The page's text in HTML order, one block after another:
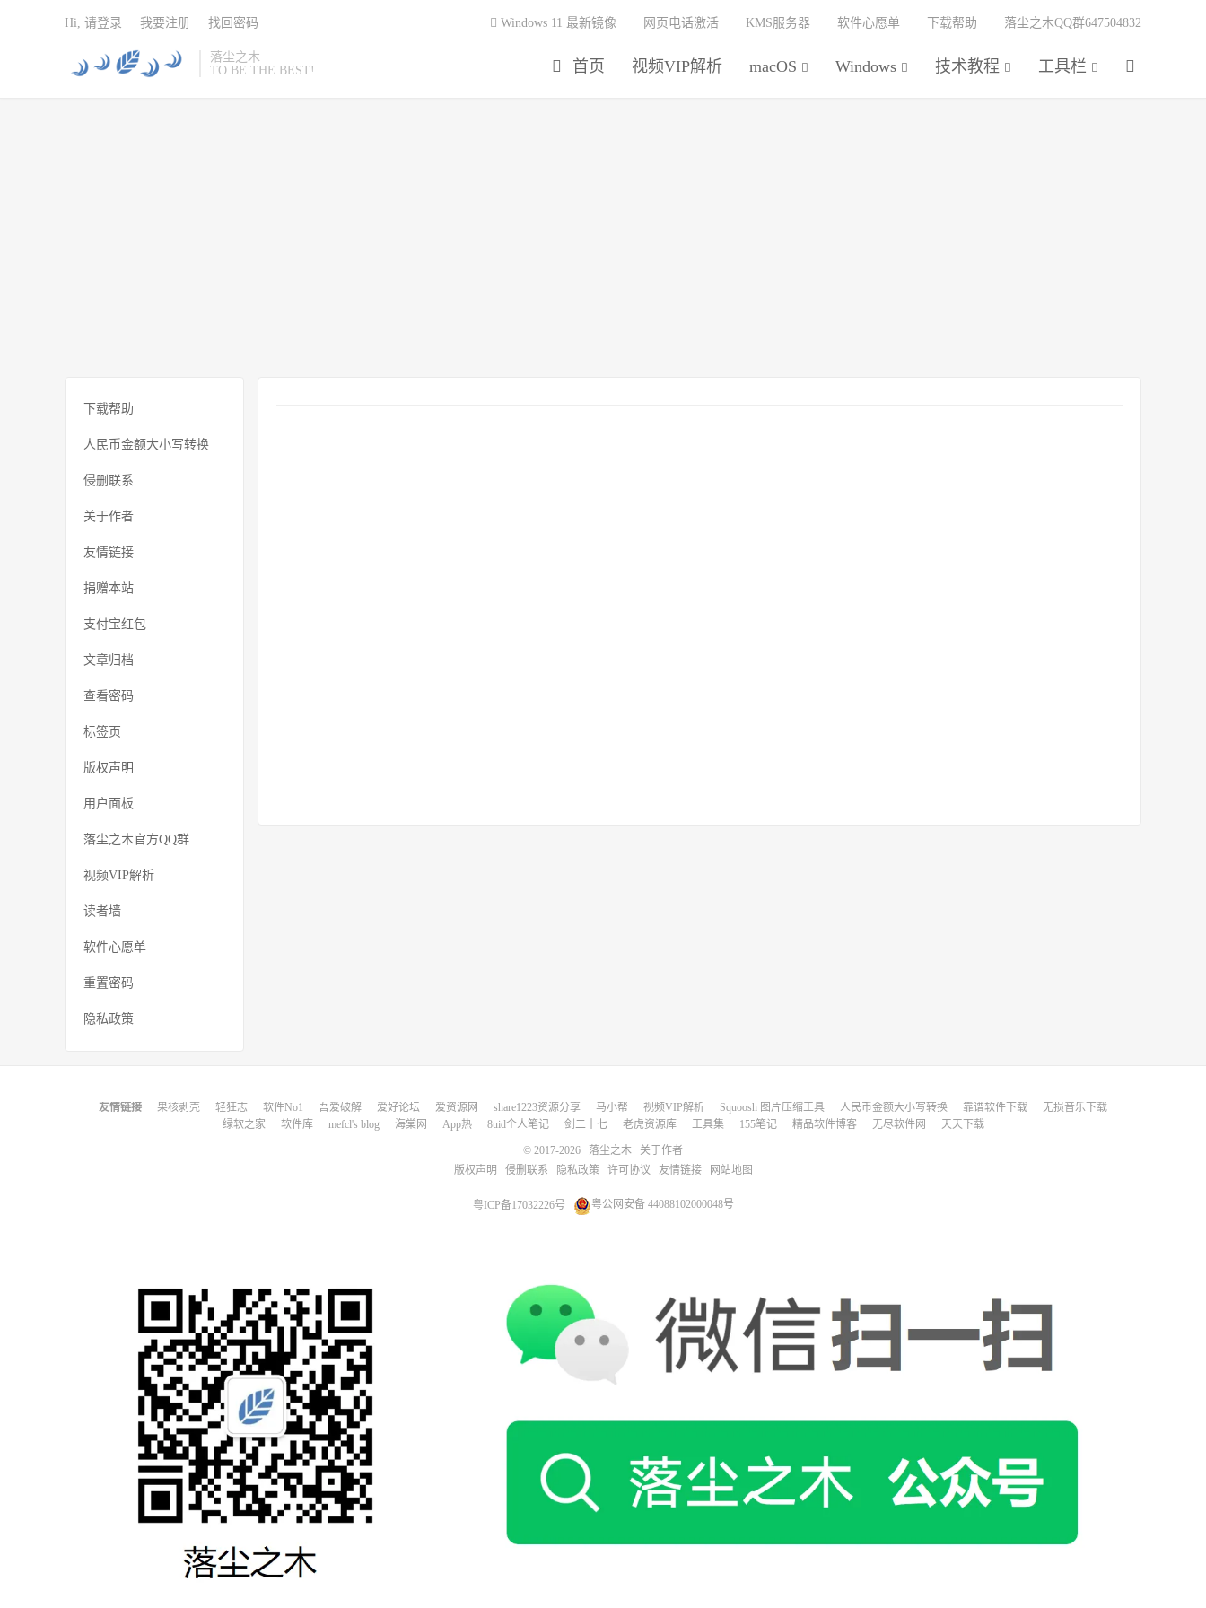
落尘之木
TO BE THE BEST!
首页 视频VIP解析 macOS Windows 技术教程 工具栏
Windows 11 最新镜像 网页电话激活 KMS服务器 软件心愿单 下载帮助 落尘之木QQ群647504832
Hi, 请登录 我要注册 找回密码
下载帮助
人民币金额大小写转换
侵删联系
关于作者
友情链接
捐赠本站
支付宝红包
文章归档
查看密码
标签页
版权声明
用户面板
落尘之木官方QQ群
视频VIP解析
读者墙
软件心愿单
重置密码
隐私政策
友情链接 果核剥壳 轻狂志 软件No1 吾爱破解 爱好论坛 爱资源网 share1223资源分享 马小帮 视频VIP解析 Squoosh 图片压缩工具 人民币金额大小写转换 靠谱软件下载
无损音乐下载
绿软之家
软件库 mefcl's blog 海棠网 App热 8uid个人笔记 剑二十七 老虎资源库 工具集 155笔记 精品软件博客 无尽软件网 天天下载
© 2017-2026 落尘之木
关于作者
版权声明
侵删联系 隐私政策 许可协议 友情链接 网站地图
粤ICP备17032226号 粤公网安备 44088102000048号